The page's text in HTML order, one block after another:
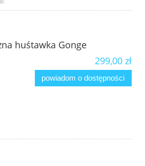
huśtawka Gonge
299,00 zł
powiadom o dostępności